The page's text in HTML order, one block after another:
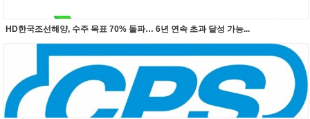
HD한국조선해양, 수주 목표 70% 돌파… 6년 연속 초과 달성 가능...